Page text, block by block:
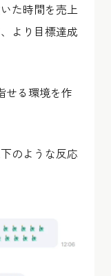
た時間を売上
より目標達成
せる環境を作
のような反応